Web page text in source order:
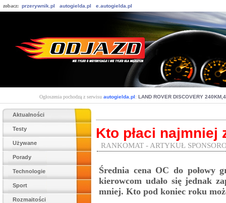
zobacz: przerywnik.pl autogielda.pl e.autogielda.pl
Ogłoszenia pochodzą z serwisu autogielda.pl: LAND ROVER DISCOVERY
Aktualności
Testy
Używane
Porady
Technologie
Sport
Rozmaitości
Kto płaci najmniej
RANKOMAT - ARTYKUŁ
Średnia cena OC do połowy
kierowcom udało się jednak
mniej. Kto pod koniec roku